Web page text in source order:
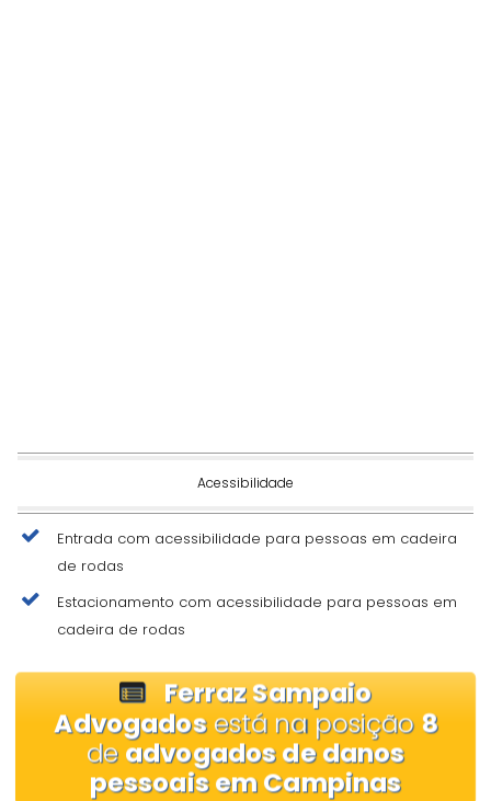
Acessibilidade
Entrada com acessibilidade para pessoas em cadeira
de rodas
Estacionamento com acessibilidade para pessoas em
cadeira de rodas
Ferraz Sampaio
Advogadosestá na posição 8
de advogados de danos
pessoais em Campinas